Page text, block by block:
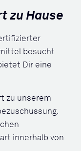
zu Hause
besucht
Dir eine
zu unserem
innerhalb von